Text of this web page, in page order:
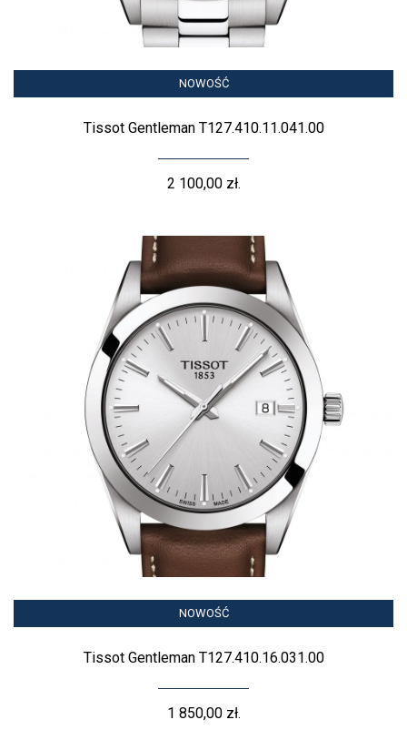
NOWOŚĆ
Tissot Gentleman T127.410.11.041.00
2 100,00 zł.
NOWOŚĆ
Tissot Gentleman T127.410.16.031.00
1 850,00 zł.